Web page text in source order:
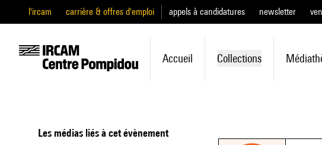
l'ircam carrière & offres d'emploi appels à candidatures newsletter
Accueil Collections
Les médias liés à cet évènement